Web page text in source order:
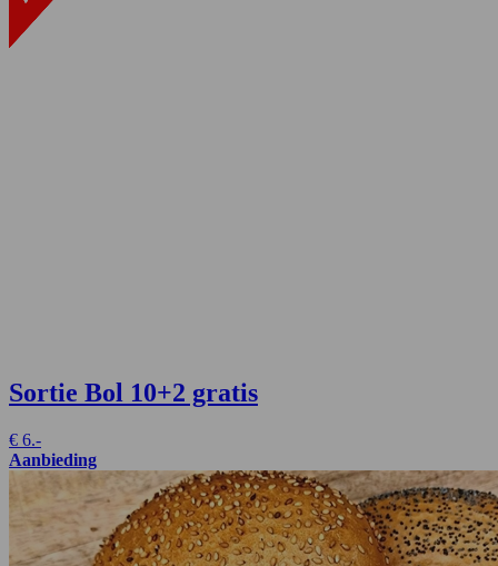
Sortie Bol 10+2 gratis
€ 6.-
Aanbieding